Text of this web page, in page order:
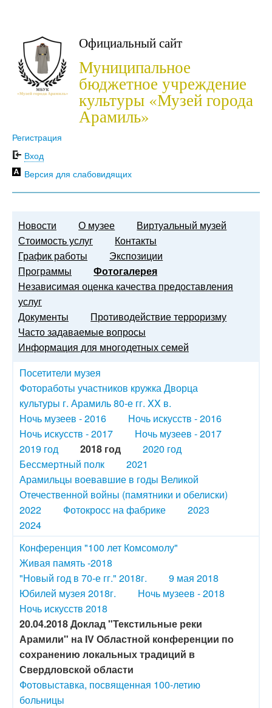
Официальный сайт
Муниципальное
бюджетное учреждение
культуры «Музей города
Арамиль»
Регистрация
Вход
Версия для слабовидящих
Новости О музее
Виртуальный музей
Стоимость услуг
Контакты
График работы
Экспозиции
Программы
Фотогалерея
Независимая оценка качества предоставления
услуг
Документы
Противодействие терроризму
Часто задаваемые вопросы
Информация для многодетных семей
Посетители музея
Фотоработы участников кружка Дворца
культуры г. Арамиль 80-е гг. XX в.
Ночь музеев - 2016
Ночь искусств - 2016
Ночь искусств - 2017
Ночь музеев - 2017
2019 год
2018 год
2020 год
Бессмертный полк
2021
Арамильцы воевавшие в годы Великой
Отечественной войны (памятники и обелиски)
2022
Фотокросс на фабрике
2023
2024
Конференция "100 лет Комсомолу"
Живая память -2018
"Новый год в 70-е гг." 2018г.
9 мая 2018
Юбилей музея 2018г.
Ночь музеев - 2018
Ночь искусств 2018
20.04.2018 Доклад "Текстильные реки
Арамили" на IV Областной конференции по
сохранению локальных традиций в
Свердловской области
Фотовыставка, посвященная 100-летию
больницы